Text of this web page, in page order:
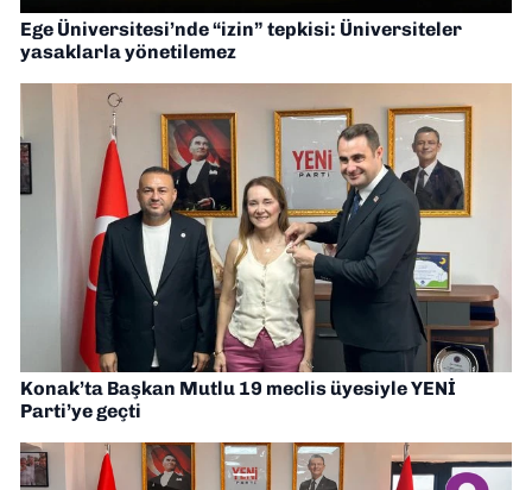
Ege Üniversitesi’nde “izin” tepkisi: Üniversiteler
yasaklarla yönetilemez
Konak’ta Başkan Mutlu 19 meclis üyesiyle YENİ
Parti’ye geçti